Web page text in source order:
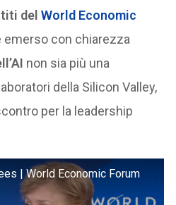
delWorld Economic
emerso con chiarezza
non sia più una
della Silicon Valley,
per la leadership
| World Economic Forum